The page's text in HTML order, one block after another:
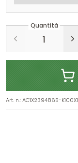
Quantità
Art. n.:AC1X2394865-